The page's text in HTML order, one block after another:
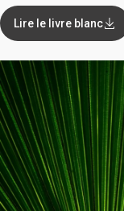
Lire le livre blanc